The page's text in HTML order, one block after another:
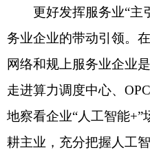
更好发挥服务业“主
务业企业的带动引领。
网络和规上服务业企业
走进算力调度中心、
地察看企业“人工智能
耕主业，充分把握人工